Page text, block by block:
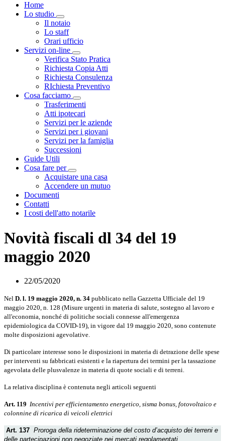
Home
Lo studio
Visualizza menù di secondo livello
Il notaio
Lo staff
Orari ufficio
Servizi on-line
Visualizza menù di secondo livello
Verifica Stato Pratica
Richiesta Copia Atti
Richiesta Consulenza
RIchiesta Preventivo
Cosa facciamo
Visualizza menù di secondo livello
Trasferimenti
Atti ipotecari
Servizi per le aziende
Servizi per i giovani
Servizi per la famiglia
Successioni
Guide Utili
Cosa fare per
Visualizza menù di secondo livello
Acquistare una casa
Accendere un mutuo
Documenti
Contatti
I costi dell'atto notarile
Novità fiscali dl 34 del 19
maggio 2020
22/05/2020
Nel D. l. 19 maggio 2020, n. 34 pubblicato nella Gazzetta Ufficiale del 19
maggio 2020, n. 128 (Misure urgenti in materia di salute, sostegno al lavoro e
all'economia, nonché di politiche sociali connesse all'emergenza
epidemiologica da COVID-19), in vigore dal 19 maggio 2020, sono contenute
molte disposizioni agevolative.
Di particolare interesse sono le disposizioni in materia di detrazione delle spese
per interventi su fabbricati esistenti e la riapertura dei termini per la tassazione
agevolata delle plusvalenze in materia di quote sociali e di terreni.
La relativa disciplina è contenuta negli articoli seguenti
Art. 119 Incentivi per efficientamento energetico, sisma bonus, fotovoltaico e
colonnine di ricarica di veicoli elettrici
Art. 137 Proroga della rideterminazione del costo d’acquisto dei terreni e
delle partecipazioni non negoziate nei mercati regolamentati